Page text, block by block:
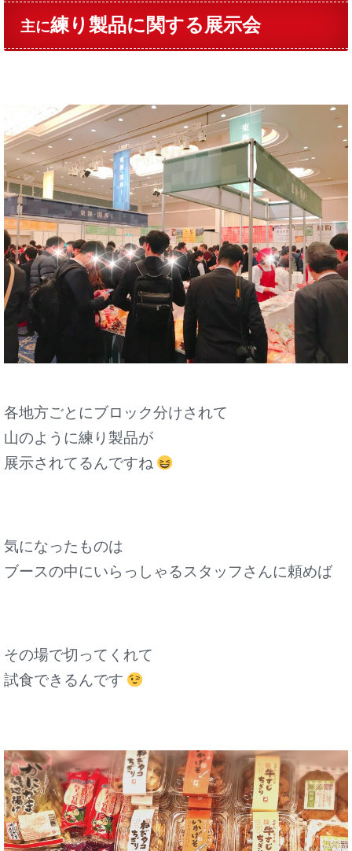
主に練り製品に関する展示会
各地方ごとにブロック分けされて
山のように練り製品が
展示されてるんですね
気になったものは
ブースの中にいらっしゃるスタッフさんに頼めば
その場で切ってくれて
試食できるんです